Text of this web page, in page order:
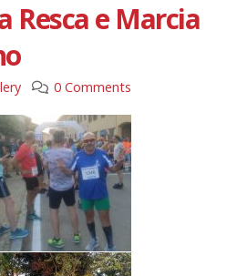
Resca e Marcia
0 Comments